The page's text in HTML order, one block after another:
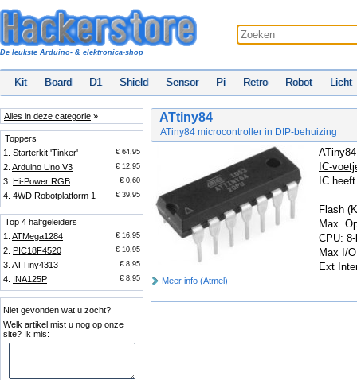
De leukste Arduino- & elektronica-shop
Kit Board D1 Shield Sensor Pi Retro Robot Licht
Alles in deze categorie »
Toppers
1. Starterkit 'Tinker' € 64,95
2. Arduino Uno V3 € 12,95
3. Hi-Power RGB € 0,60
4. 4WD Robotplatform 1 € 39,95
Top 4 halfgeleiders
1. ATMega1284 € 16,95
2. PIC18F4520 € 10,95
3. ATTiny4313 € 8,95
4. INA125P € 8,95
Niet gevonden wat u zocht?
Welk artikel mist u nog op onze
site? Ik mis:
ATtiny84
ATiny84 microcontroller in DIP-behuizing
Meer info (Atmel)
IC-
IC
Flash
Max.
CPU:
Max I/
Ext